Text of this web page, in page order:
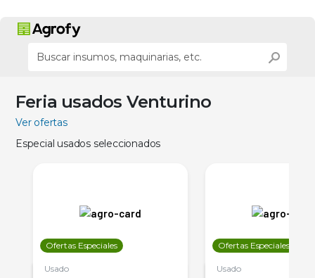
Feria usados Venturino
Ver ofertas
Especial usados seleccionados
Ofertas Especiales
Usado
Ofertas Especiales
Usado